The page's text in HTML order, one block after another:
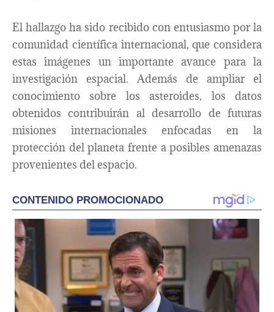
El hallazgo ha sido recibido con entusiasmo por la
comunidad científica internacional, que considera
estas imágenes un importante avance para la
investigación espacial. Además de ampliar el
conocimiento sobre los asteroides, los datos
obtenidos contribuirán al desarrollo de futuras
misiones internacionales enfocadas en la
protección del planeta frente a posibles amenazas
provenientes del espacio.